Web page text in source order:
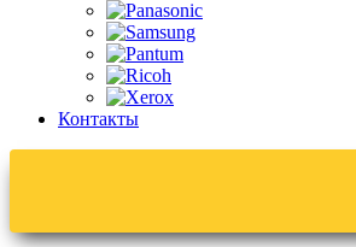
Контакты